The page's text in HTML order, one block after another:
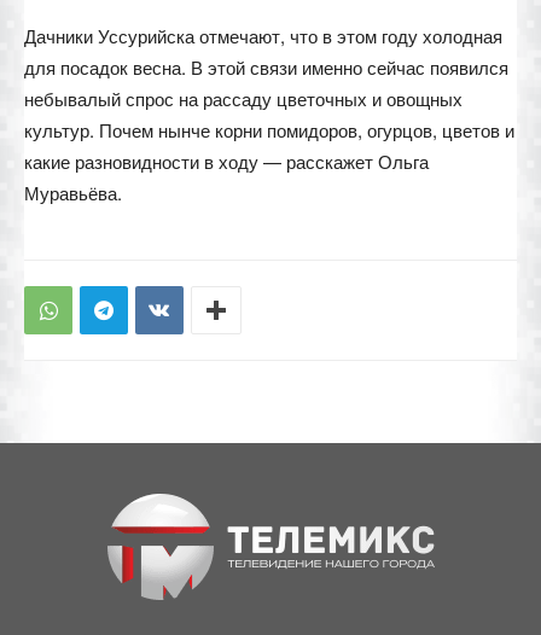
Дачники Уссурийска отмечают, что в этом году холодная
для посадок весна. В этой связи именно сейчас появился
небывалый спрос на рассаду цветочных и овощных
культур. Почем нынче корни помидоров, огурцов, цветов и
какие разновидности в ходу — расскажет Ольга
Муравьёва.